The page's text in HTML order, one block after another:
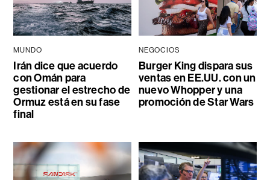
MUNDO
Irán dice que acuerdo
con Omán para
gestionar el estrecho de
Ormuz está en su fase
final
NEGOCIOS
Burger King dispara sus
ventas en EE.UU. con un
nuevo Whopper y una
promoción de Star Wars